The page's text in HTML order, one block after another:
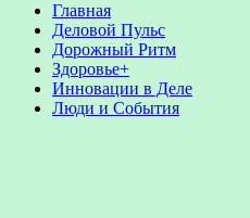
Главная
Деловой Пульс
Дорожный Ритм
Здоровье+
Инновации в Деле
Люди и События